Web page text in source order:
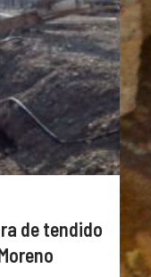
de tendido